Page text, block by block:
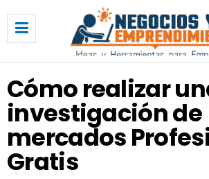
ó
m
o
e
a
l
i
a
Cómo realizar
investigación de
mercados
Gratis